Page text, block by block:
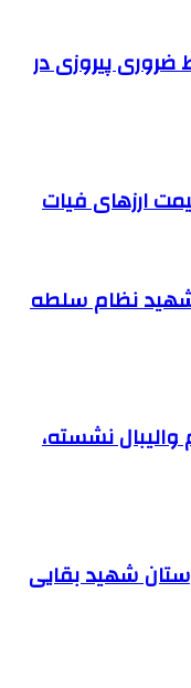
ضروری پیروزی در
ارزهای فیات
شهید نظام سلطه
والیبال نشسته،
شهید بقایی